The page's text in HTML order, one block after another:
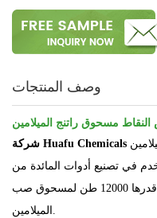
وصف المنتجات
مسحوق راتنج الميلامين
شركة Huafu Chemicals
في تصنيع أدوات المائدة من
الميلامين. وتمتلك الشركة قدرة سنوية قدرها 12000 طن لمسحوق صب
الميلامين.